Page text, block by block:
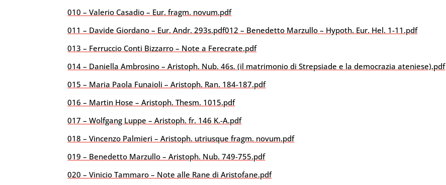
010 – Valerio Casadio – Eur. fragm. novum.pdf
011 – Davide Giordano – Eur. Andr. 293s.pdf012 – Benedetto Marzullo – Hypoth. Eur. Hel. 1-11.pdf
013 – Ferruccio Conti Bizzarro – Note a Ferecrate.pdf
014 – Daniella Ambrosino – Aristoph. Nub. 46s. (il matrimonio di Strepsiade e la democrazia ateniese).pdf
015 – Maria Paola Funaioli – Aristoph. Ran. 184-187.pdf
016 – Martin Hose – Aristoph. Thesm. 1015.pdf
017 – Wolfgang Luppe – Aristoph. fr. 146 K.-A.pdf
018 – Vincenzo Palmieri – Aristoph. utriusque fragm. novum.pdf
019 – Benedetto Marzullo – Aristoph. Nub. 749-755.pdf
020 – Vinicio Tammaro – Note alle Rane di Aristofane.pdf